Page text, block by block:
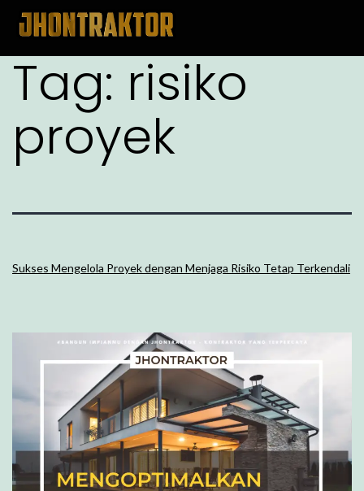
Tag: risiko
proyek
Sukses Mengelola Proyek dengan Menjaga Risiko Tetap Terkendali